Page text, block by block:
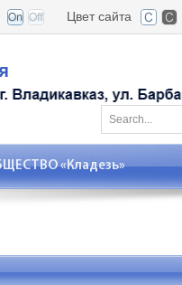
Цвет сайта
«Кладезь»